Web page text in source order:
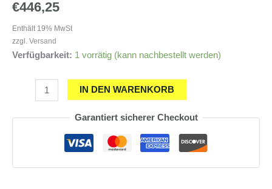
€446,25
Enthält 19% MwSt
zzgl. Versand
Verfügbarkeit: 1 vorrätig (kann nachbestellt werden)
JETSURF®
Kurbelwelle
Menge
IN DEN WARENKORB
Garantiert sicherer Checkout